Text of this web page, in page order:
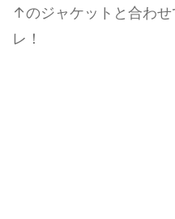
↑のジャケットと合わ
レ！